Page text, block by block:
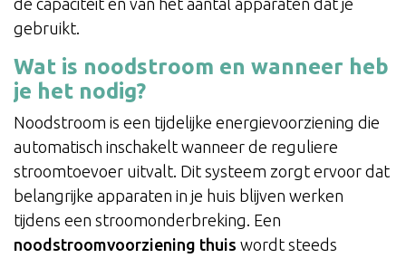
de capaciteit en van het aantal apparaten dat je
gebruikt.
Wat is noodstroom en wanneer heb
je het nodig?
Noodstroom is een tijdelijke energievoorziening die
automatisch inschakelt wanneer de reguliere
stroomtoevoer uitvalt. Dit systeem zorgt ervoor dat
belangrijke apparaten in je huis blijven werken
tijdens een stroomonderbreking. Een
noodstroomvoorziening thuis wordt steeds